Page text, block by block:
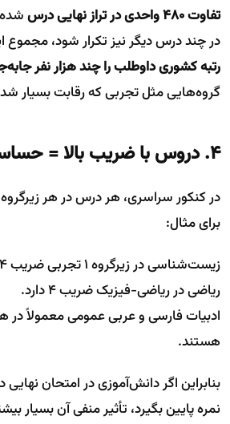
تفاوت ۴۸۰ واحدی در تراز نهایی درس
در چند درس دیگر نیز تکرار شود، مجموع
رتبه کشوری داوطلب را چند هزار نفر
گروه‌هایی مثل تجربی که رقابت بسیار
۴. دروس با ضریب بالا = حساسیت بیشتر
در کنکور سراسری، هر درس در هر
برای مثال:
زیست‌شناسی در زیرگروه ۱ تجربی ضریب ۴ دارد.
ریاضی در ریاضی-فیزیک ضریب ۴ دارد.
هستند.
بنابراین اگر دانش‌آموزی در امتحان
نمره پایین بگیرد، تأثیر منفی آن بسیار